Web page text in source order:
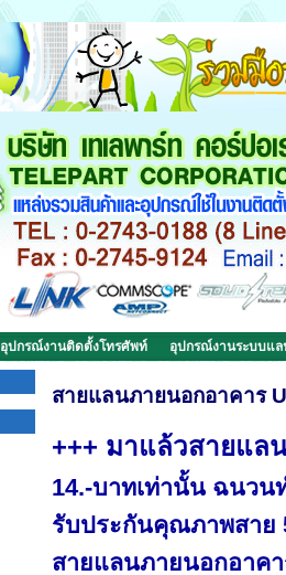
อุปกรณ์งานติดตั้งโทรศัพท์ อุปกรณ์งานระบบแล
สายแลนภายนอกอาคาร
+++ มาแล้วสายแล
14.-บาทเท่านั้น ฉนว
รับประกันคุณภาพสาย
สายแลนภายนอกอาค